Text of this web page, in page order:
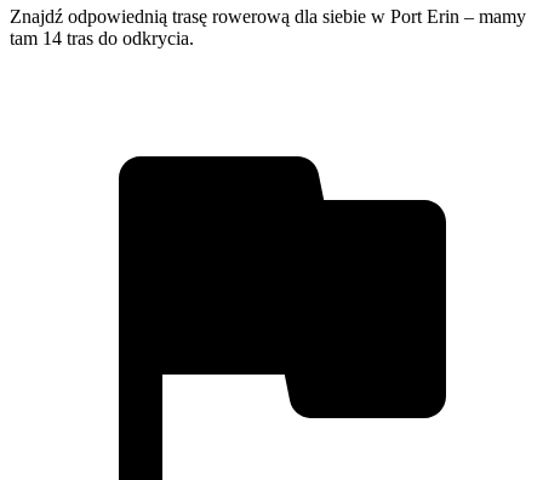
Znajdź odpowiednią trasę rowerową dla siebie w Port Erin – mamy
tam 14 tras do odkrycia.